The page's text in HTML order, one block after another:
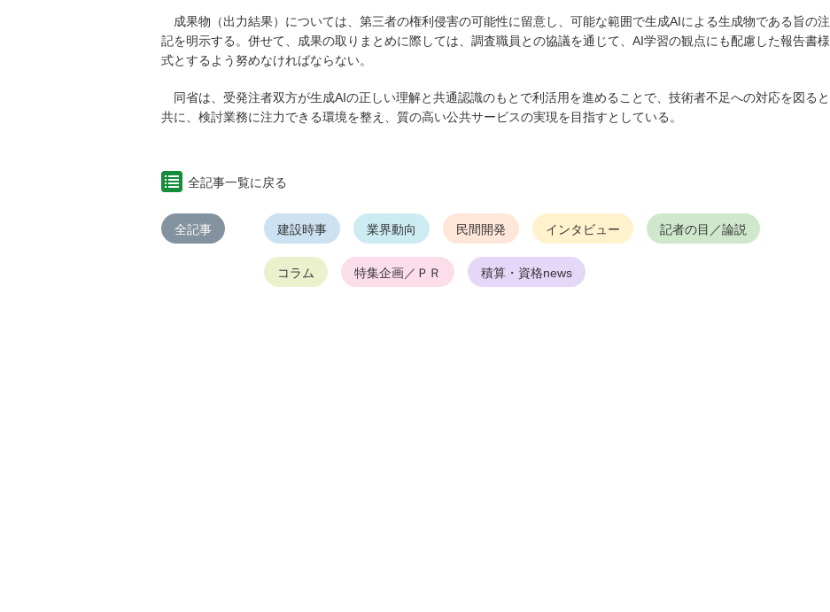
成果物（出力結果）については、第三者の権利侵害の可能性に留意し、可能な範囲で生成AIによる生成物である旨の注
記を明示する。併せて、成果の取りまとめに際しては、調査職員との協議を通じて、AI学習の観点にも配慮した報告書様
式とするよう努めなければならない。
同省は、受発注者双方が生成AIの正しい理解と共通認識のもとで利活用を進めることで、技術者不足への対応を図ると
共に、検討業務に注力できる環境を整え、質の高い公共サービスの実現を目指すとしている。
全記事一覧に戻る
全記事 建設時事 業界動向 民間開発 インタビュー 記者の目／論説
コラム 特集企画／ＰＲ 積算・資格news